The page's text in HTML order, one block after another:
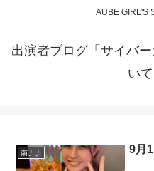
AUBE GIRL'S
出演者ブログ「サイバ
いて
南ナナ 9月